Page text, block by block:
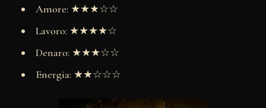
Amore: ★★★☆☆
Lavoro: ★★★★☆
Denaro: ★★★☆☆
Energia: ★★☆☆☆